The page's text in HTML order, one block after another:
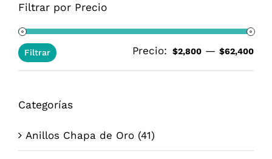
Filtrar por Precio
Filtrar Precio: $2,800 —$62,400
Categorías
Anillos Chapa de Oro (41)